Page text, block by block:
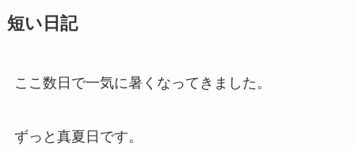
短い日記
ここ数日で一気に暑くなってきました。
ずっと真夏日です。